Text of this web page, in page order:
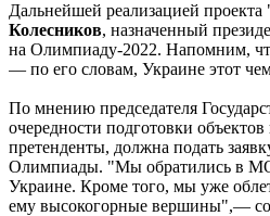
Дальнейшей реализацией
Колесников, назначенный
на Олимпиаду-2022. Напомним,
— по его словам, Украине этот
По мнению председателя
очередности подготовки
претенденты, должна подать
Олимпиады. "Мы обратились в
Украине. Кроме того, мы уже
ему высокогорные вершины",—